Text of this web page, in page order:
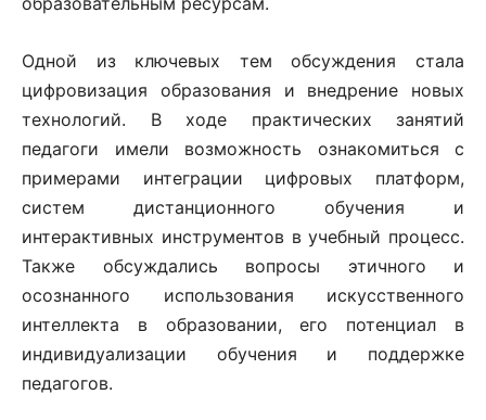
Одной из ключевых тем обсуждения стала
цифровизация образования и внедрение новых
технологий. В ходе практических занятий
педагоги имели возможность ознакомиться с
примерами интеграции цифровых платформ,
систем дистанционного обучения и
интерактивных инструментов в учебный процесс.
Также обсуждались вопросы этичного и
осознанного использования искусственного
интеллекта в образовании, его потенциал в
индивидуализации обучения и поддержке
педагогов.